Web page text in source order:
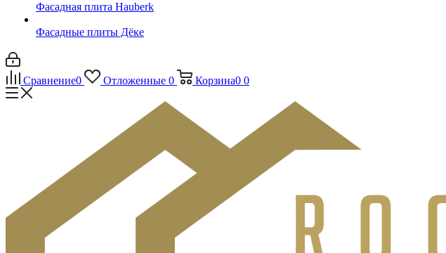
Фасадная плита Hauberk
Фасадные плиты Дёке
Сравнение0 Отложенные 0 Корзина0 0